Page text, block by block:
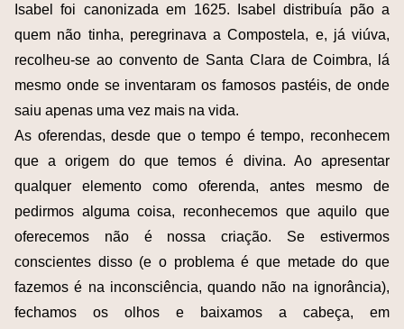
Isabel foi canonizada em 1625. Isabel distribuía pão a
quem não tinha, peregrinava a Compostela, e, já viúva,
recolheu-se ao convento de Santa Clara de Coimbra, lá
mesmo onde se inventaram os famosos pastéis, de onde
saiu apenas uma vez mais na vida.
As oferendas, desde que o tempo é tempo, reconhecem
que a origem do que temos é divina. Ao apresentar
qualquer elemento como oferenda, antes mesmo de
pedirmos alguma coisa, reconhecemos que aquilo que
oferecemos não é nossa criação. Se estivermos
conscientes disso (e o problema é que metade do que
fazemos é na inconsciência, quando não na ignorância),
fechamos os olhos e baixamos a cabeça, em